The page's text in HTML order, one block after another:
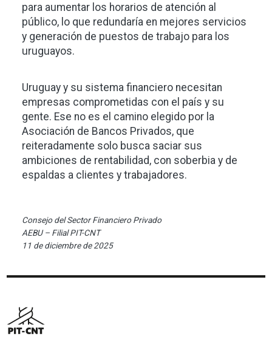
para aumentar los horarios de atención al
público, lo que redundaría en mejores servicios
y generación de puestos de trabajo para los
uruguayos.
Uruguay y su sistema financiero necesitan
empresas comprometidas con el país y su
gente. Ese no es el camino elegido por la
Asociación de Bancos Privados, que
reiteradamente solo busca saciar sus
ambiciones de rentabilidad, con soberbia y de
espaldas a clientes y trabajadores.
Consejo del Sector Financiero Privado
AEBU – Filial PIT-CNT
11 de diciembre de 2025